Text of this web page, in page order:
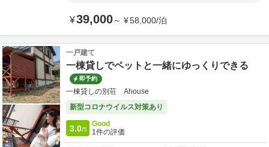
¥39,000～ ¥58,000/泊
一戸建て
一棟貸しでペットと一緒にゆっくりできる
即予約
一棟貸しの別荘 Ahouse
新型コロナウイルス対策あり
3.0/5
Good
1件の評価